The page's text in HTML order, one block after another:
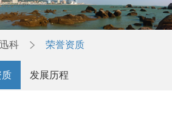
科 荣誉资质
质 发展历程